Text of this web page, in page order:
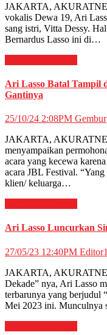
JAKARTA,
vokalis Dewa 19, Ari
sang istri, Vitta Dessy.
Bernardus Lasso ini di…
Ari Lasso Batal Tampil
Gantinya
25/10/24 2:08PM Gembur
JAKARTA,
menyampaikan
acara yang kecewa
acara JBL Festival.
klien/ keluarga…
Ari Lasso Luncurkan
27/05/23 12:40PM Editor1
JAKARTA,
Dekade” nya, Ari Lasso
terbarunya yang berjudul
Mei 2023 ini.